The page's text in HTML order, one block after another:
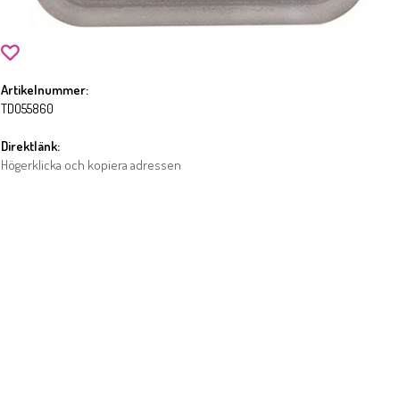
Artikelnummer:
TDO55860
Direktlänk:
Högerklicka och kopiera adressen